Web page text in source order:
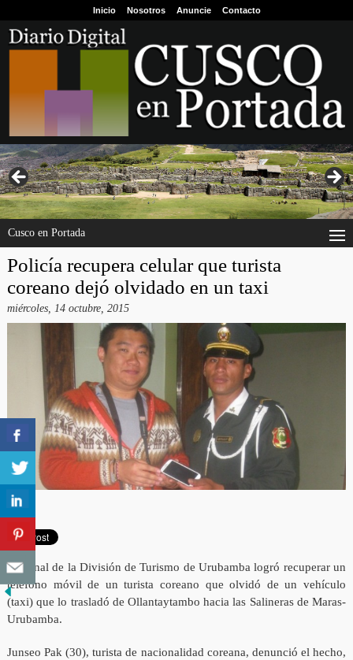
Inicio Nosotros Anuncie Contacto
Cusco en Portada
Policía recupera celular que turista
coreano dejó olvidado en un taxi
miércoles, 14 octubre, 2015
Personal de la División de Turismo de Urubamba logró recuperar un
teléfono móvil de un turista coreano que olvidó de un vehículo
(taxi) que lo trasladó de Ollantaytambo hacia las Salineras de Maras-
Urubamba.
Junseo Pak (30), turista de nacionalidad coreana, denunció el hecho,